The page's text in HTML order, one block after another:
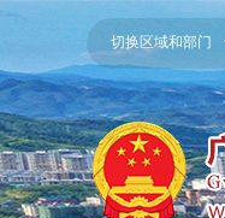
切换区域和部门